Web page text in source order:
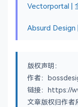
Vectorportal |
Absurd Design
版权声明：
作者：
链接：https://
文章版权归作者